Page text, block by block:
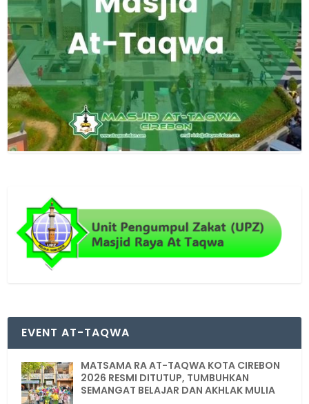
EVENT AT-TAQWA
MATSAMA RA AT-TAQWA KOTA CIREBON
2026 RESMI DITUTUP, TUMBUHKAN
SEMANGAT BELAJAR DAN AKHLAK MULIA